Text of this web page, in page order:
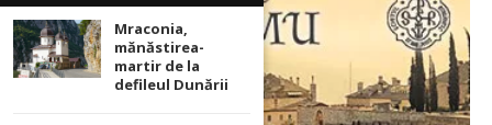
Mraconia,
mănăstirea-
martir de la
defileul Dunării